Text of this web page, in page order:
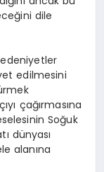
dile
edilmesini
çağırmasına
Soğuk
dünyası
alanına